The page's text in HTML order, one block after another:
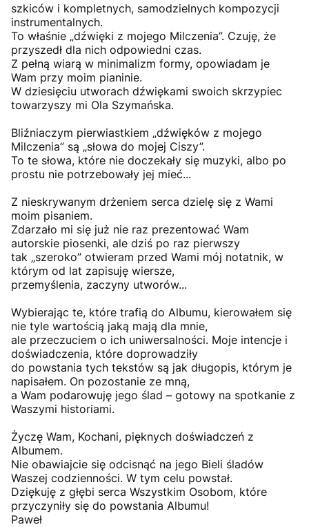
szkiców i kompletnych, samodzielnych kompozycji
instrumentalnych.
To właśnie „dźwięki z mojego Milczenia”. Czuję, że
przyszedł dla nich odpowiedni czas.
Z pełną wiarą w minimalizm formy, opowiadam je
Wam przy moim pianinie.
W dziesięciu utworach dźwiękami swoich skrzypiec
towarzyszy mi Ola Szymańska.
Bliźniaczym pierwiastkiem „dźwięków z mojego
Milczenia” są „słowa do mojej Ciszy”.
To te słowa, które nie doczekały się muzyki, albo po
prostu nie potrzebowały jej mieć...
Z nieskrywanym drżeniem serca dzielę się z Wami
moim pisaniem.
Zdarzało mi się już nie raz prezentować Wam
autorskie piosenki, ale dziś po raz pierwszy
tak „szeroko” otwieram przed Wami mój notatnik, w
którym od lat zapisuję wiersze,
przemyślenia, zaczyny utworów...
Wybierając te, które trafią do Albumu, kierowałem się
nie tyle wartością jaką mają dla mnie,
ale przeczuciem o ich uniwersalności. Moje intencje i
doświadczenia, które doprowadziły
do powstania tych tekstów są jak długopis, którym je
napisałem. On pozostanie ze mną,
a Wam podarowuję jego ślad – gotowy na spotkanie z
Waszymi historiami.
Życzę Wam, Kochani, pięknych doświadczeń z
Albumem.
Nie obawiajcie się odcisnąć na jego Bieli śladów
Waszej codzienności. W tym celu powstał.
Dziękuję z głębi serca Wszystkim Osobom, które
przyczyniły się do powstania Albumu!
Paweł